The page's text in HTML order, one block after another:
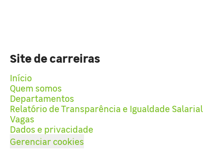
Site de carreiras
Início
Quem somos
Departamentos
Relatório de Transparência e Igualdade Salarial
Vagas
Dados e privacidade
Gerenciar cookies